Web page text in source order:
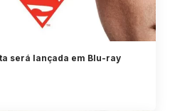
será lançada em Blu-ray